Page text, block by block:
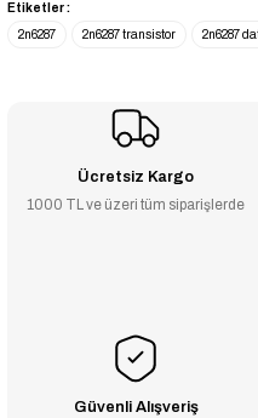
Etiketler :
2n6287
2n6287 transistor 2n6287
Ücretsiz Kargo
1000 TL ve üzeri tüm siparişlerde
Güvenli Alışveriş